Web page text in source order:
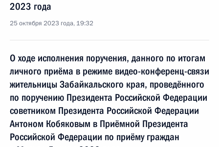
2023 года
25 октября 2023 года, 19:32
О ходе исполнения поручения, данного по итогам
личного приёма в режиме видео-конференц-связи
жительницы Забайкальского края, проведённого
по поручению Президента Российской Федерации
советником Президента Российской Федерации
Антоном Кобяковым в Приёмной Президента
Российской Федерации по приёму граждан